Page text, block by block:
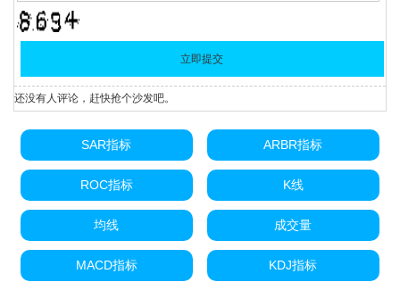
还没有人评论，赶快抢个沙发吧。
SAR指标 ARBR指标
ROC指标 K线
均线 成交量
MACD指标 KDJ指标